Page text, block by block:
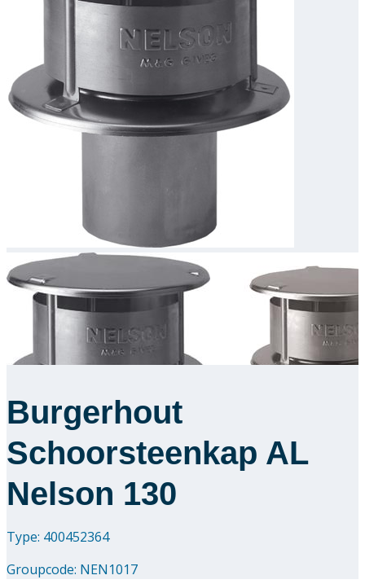
Oplossingen
Downloads
Academy
Burgerhout
Schoorsteenkap AL
Nelson 130
Type: 400452364
Groupcode: NEN1017